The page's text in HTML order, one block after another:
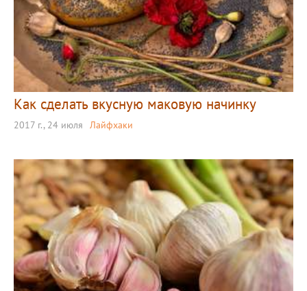
Как сделать вкусную маковую начинку
2017 г., 24 июля Лайфхаки